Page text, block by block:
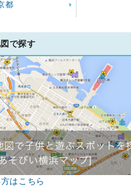
都
で探す
はこちら